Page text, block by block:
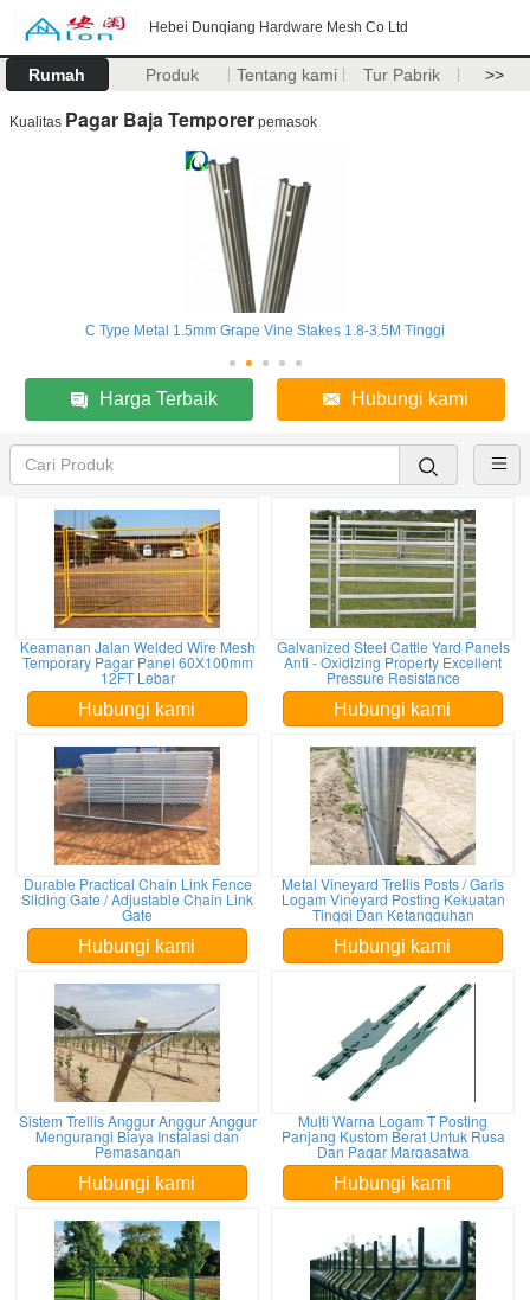
Hebei Dunqiang Hardware Mesh Co Ltd
Rumah Produk Tentang kami Tur Pabrik >>
Kualitas Pagar Baja Temporer pemasok
C Type Metal 1.5mm Grape Vine Stakes 1.8-3.5M Tinggi
Harga Terbaik Hubungi kami
Keamanan Jalan Welded Wire Mesh
Temporary Pagar Panel 60X100mm
12FT Lebar
Hubungi kami
Galvanized Steel Cattle Yard Panels
Anti - Oxidizing Property Excellent
Pressure Resistance
Hubungi kami
Durable Practical Chain Link Fence
Sliding Gate / Adjustable Chain Link
Gate
Hubungi kami
Metal Vineyard Trellis Posts / Garis
Logam Vineyard Posting Kekuatan
Tinggi Dan Ketangguhan
Hubungi kami
Sistem Trellis Anggur Anggur Anggur
Mengurangi Biaya Instalasi dan
Pemasangan
Hubungi kami
Multi Warna Logam T Posting
Panjang Kustom Berat Untuk Rusa
Dan Pagar Margasatwa
Hubungi kami